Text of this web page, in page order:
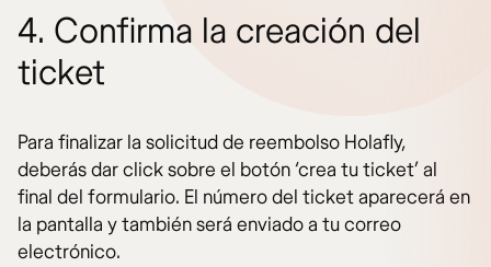
4. Confirma la creación del
ticket
Para finalizar la solicitud de reembolso Holafly,
deberás dar click sobre el botón ‘crea tu ticket’ al
final del formulario. El número del ticket aparecerá en
la pantalla y también será enviado a tu correo
electrónico.